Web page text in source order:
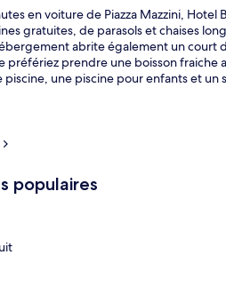
en voiture de Piazza Mazzini,
gratuites, de parasols et chaises
abrite également un court
préfériez prendre une boisson
piscine, une piscine pour enfants et
populaires